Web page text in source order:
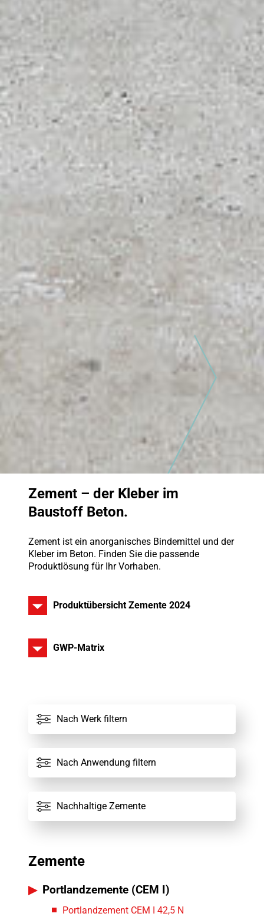
Zement – der Kleber im
Baustoff Beton.
Zement ist ein anorganisches Bindemittel und der
Kleber im Beton. Finden Sie die passende
Produktlösung für Ihr Vorhaben.
Produktübersicht Zemente 2024
GWP-Matrix
Nach Werk filtern
Alle Werke
Nach Anwendung filtern
Alle Zemente
Nachhaltige Zemente
Zemente
Portlandzemente (CEM I)
Portlandzement CEM I 42,5 N